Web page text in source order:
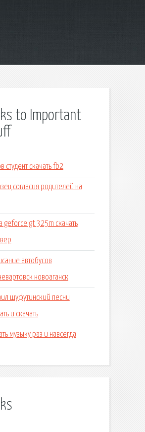
to Important
студент скачать fb2
согласия родителей на
geforce gt 325m скачать
автобусов
новоаганск
шуфутинский песни
и скачать
музыку раз и навсегда